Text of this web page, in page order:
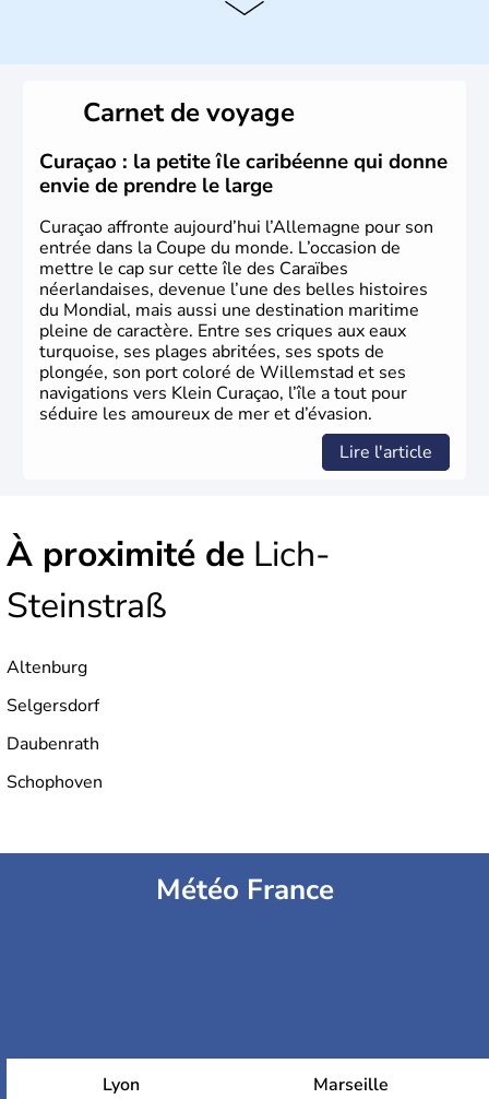
lesquelles bénéficient d'une grande autonomie. Le pays
peut se targuer de grands noms qu'il a vu naître dans tous
les domaines, des arts à la politique en passant par la
philosophie. Hertz, Gutenberg, Heidegger, Thomas Mann,
Herman Hesse ou bien Hegel en font partie.
Carnet de voyage
Curaçao : la petite île caribéenne qui donne
envie de prendre le large
Curaçao affronte aujourd’hui l’Allemagne pour son
entrée dans la Coupe du monde. L’occasion de
mettre le cap sur cette île des Caraïbes
néerlandaises, devenue l’une des belles histoires
du Mondial, mais aussi une destination maritime
pleine de caractère. Entre ses criques aux eaux
turquoise, ses plages abritées, ses spots de
plongée, son port coloré de Willemstad et ses
navigations vers Klein Curaçao, l’île a tout pour
séduire les amoureux de mer et d’évasion.
Lire l'article
À proximité de Lich-
Steinstraß
Altenburg
Selgersdorf
Daubenrath
Schophoven
Météo France
Lyon Marseille